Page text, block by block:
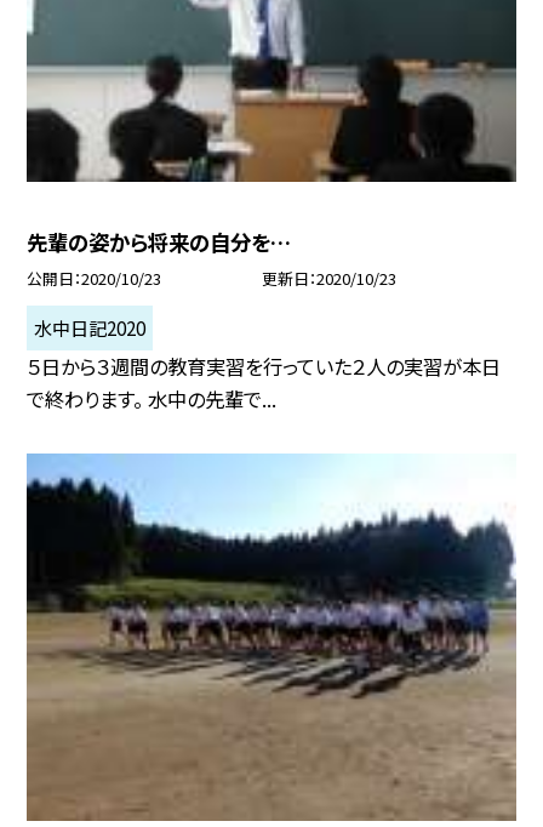
先輩の姿から将来の自分を…
公開日 2020/10/23 更新日 2020/10/23
水中日記2020
５日から３週間の教育実習を行っていた２人の実習が本日
で終わります。 水中の先輩で...